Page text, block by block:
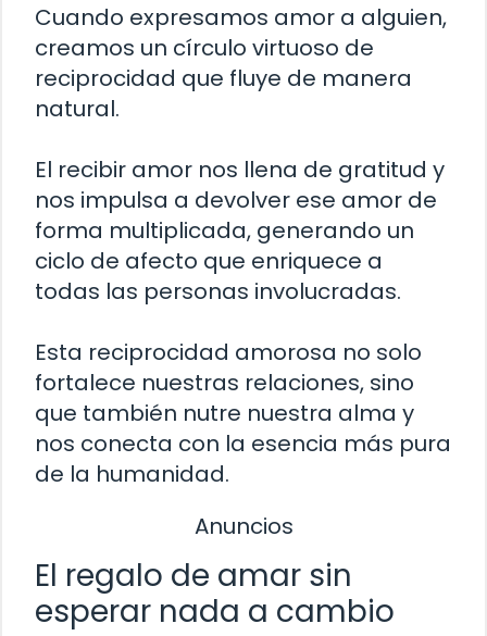
Cuando expresamos amor a alguien,
creamos un círculo virtuoso de
reciprocidad que fluye de manera
natural.
El recibir amor nos llena de gratitud y
nos impulsa a devolver ese amor de
forma multiplicada, generando un
ciclo de afecto que enriquece a
todas las personas involucradas.
Esta reciprocidad amorosa no solo
fortalece nuestras relaciones, sino
que también nutre nuestra alma y
nos conecta con la esencia más pura
de la humanidad.
Anuncios
El regalo de amar sin
esperar nada a cambio